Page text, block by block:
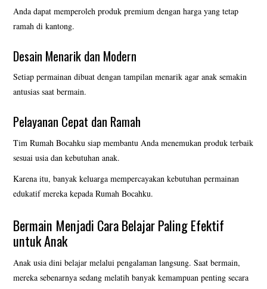
Anda dapat memperoleh produk premium dengan harga yang tetap
ramah di kantong.
Desain Menarik dan Modern
Setiap permainan dibuat dengan tampilan menarik agar anak semakin
antusias saat bermain.
Pelayanan Cepat dan Ramah
Tim Rumah Bocahku siap membantu Anda menemukan produk terbaik
sesuai usia dan kebutuhan anak.
Karena itu, banyak keluarga mempercayakan kebutuhan permainan
edukatif mereka kepada Rumah Bocahku.
Bermain Menjadi Cara Belajar Paling Efektif
untuk Anak
Anak usia dini belajar melalui pengalaman langsung. Saat bermain,
mereka sebenarnya sedang melatih banyak kemampuan penting secara